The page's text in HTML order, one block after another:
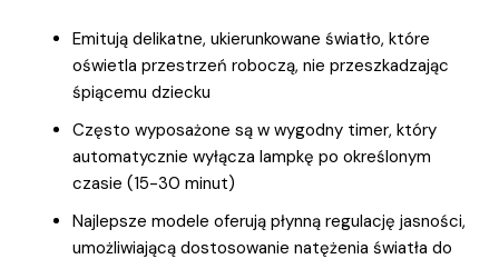
Emitują delikatne, ukierunkowane światło, które
oświetla przestrzeń roboczą, nie przeszkadzając
śpiącemu dziecku
Często wyposażone są w wygodny timer, który
automatycznie wyłącza lampkę po określonym
czasie (15-30 minut)
Najlepsze modele oferują płynną regulację jasności,
umożliwiającą dostosowanie natężenia światła do